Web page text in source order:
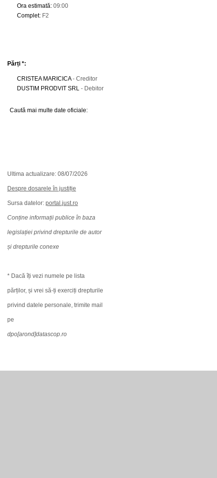
Ora estimată: 09:00
Complet: F2
Părți *:
CRISTEA MARICICA- Creditor
DUSTIM PRODVIT SRL - Debitor
Caută mai multe date oficiale:
Ultima actualizare: 08/07/2026
Despre dosarele în justiție
Sursa datelor: portal.just.ro
Conține informații publice în baza
legislației privind drepturile de autor
și drepturile conexe
* Dacă îți vezi numele pe lista
părților, și vrei să-ți exerciți drepturile
privind datele personale, trimite mail
pe
dpo[arond]datascop.ro